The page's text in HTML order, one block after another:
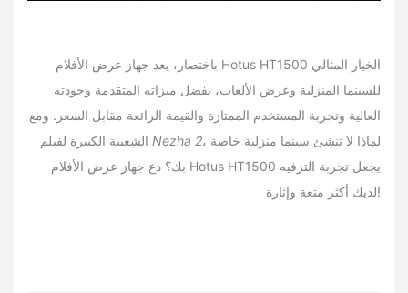
باختصار، يعد جهاز عرض الأفلام Hotus HT1500 الخيار المثالي
للسينما المنزلية وعرض الألعاب، بفضل ميزاته المتقدمة وجودته
العالية وتجربة المستخدم الممتازة والقيمة الرائعة مقابل السعر. ومع
Nezha 2، لماذا لا تنشئ سينما منزلية خاصة
بك؟ دع جهاز عرض الأفلام Hotus HT1500 يجعل تجربة الترفيه
لديك أكثر متعة وإثارة!